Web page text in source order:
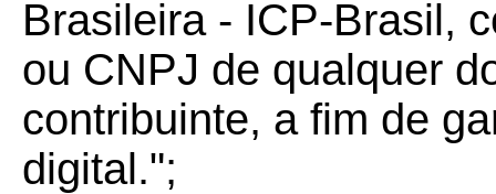
Brasileira - ICP-Brasil,
ou CNPJ de qualquer
contribuinte, a fim de
digital.";